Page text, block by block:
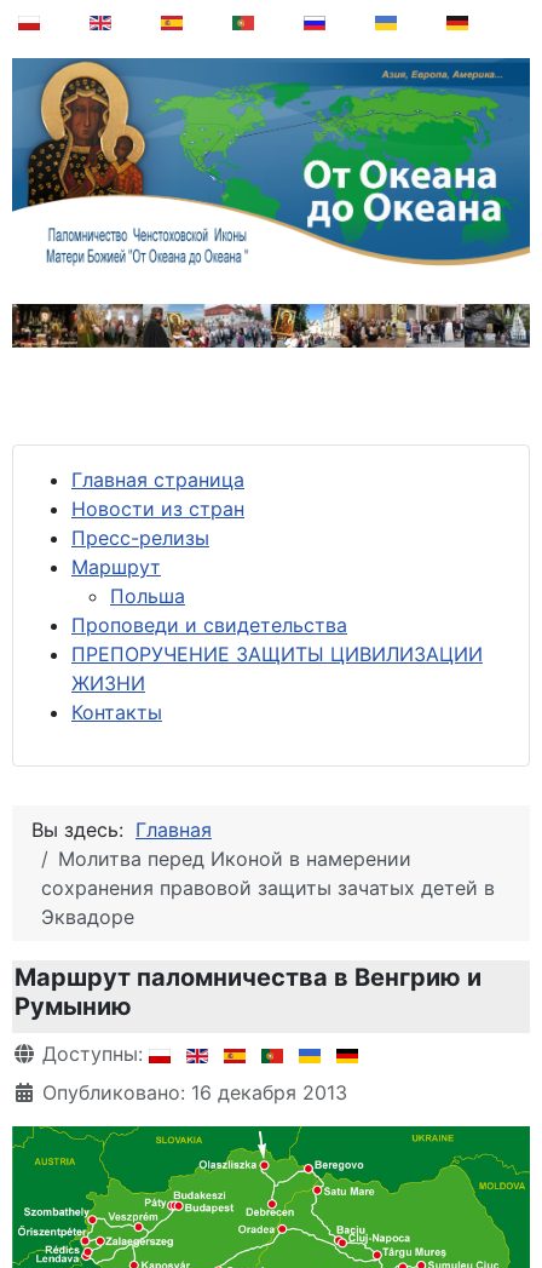
Главная страница
Новости из стран
Пресс-релизы
Маршрут
Польша
Проповеди и свидетельства
ПРЕПОРУЧЕНИЕ ЗАЩИТЫ ЦИВИЛИЗАЦИИ
ЖИЗНИ
Контакты
Вы здесь: Главная
Молитва перед Иконой в намерении
сохранения правовой защиты зачатых детей в
Эквадоре
Маршрут паломничества в Венгрию и
Румынию
Информация о материале
Доступны:
Опубликовано: 16 декабря 2013